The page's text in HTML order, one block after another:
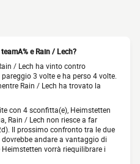
e Rain / Lech?
/ Lech ha vinto contro
3 volte e ha perso 4 volte.
Rain / Lech ha trovato la
con 4 sconfitta(e), Heimstetten
Rain / Lech non riesce a far
Il prossimo confronto tra le due
andare a vantaggio di
vorrà riequilibrare i